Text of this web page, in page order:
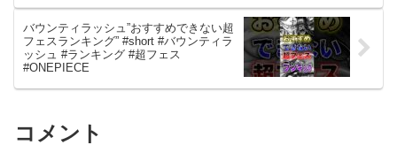
バウンティラッシュ”おすすめできない超
フェスランキング” #short #バウンティラ
ッシュ #ランキング #超フェス
#ONEPIECE
コメント